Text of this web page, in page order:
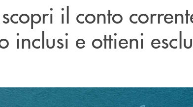
il conto
inclusi e ottieni